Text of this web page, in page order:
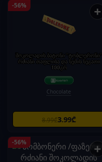
-56% +
შოკოლადის ბატონი "ტობლერონი"
რძიანი თაფლისა და ნუშის ნუგათი
100გრ
Chocolate
8.99₾3.99₾
-56% +